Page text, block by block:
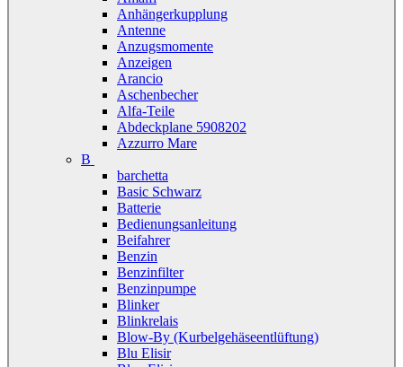
Anhängerkupplung
Antenne
Anzugsmomente
Anzeigen
Arancio
Aschenbecher
Alfa-Teile
Abdeckplane 5908202
Azzurro Mare
B
barchetta
Basic Schwarz
Batterie
Bedienungsanleitung
Beifahrer
Benzin
Benzinfilter
Benzinpumpe
Blinker
Blinkrelais
Blow-By (Kurbelgehäseentlüftung)
Blu Elisir